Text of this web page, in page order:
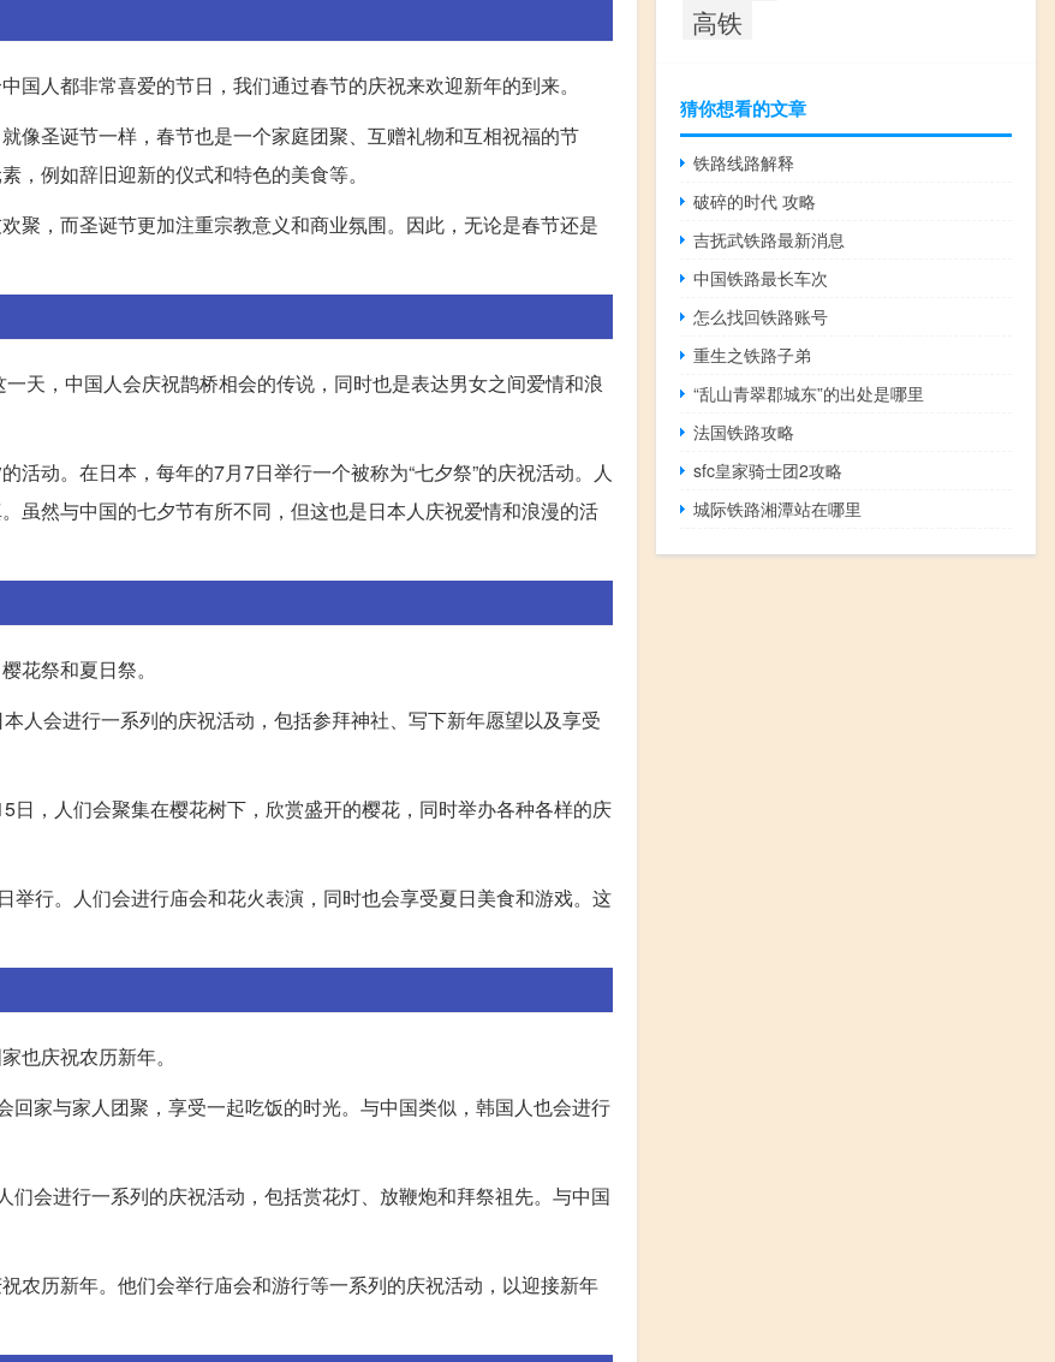
人都非常喜爱的节日，我们通过春节的庆祝来欢迎新年的到来。
像圣诞节一样，春节也是一个家庭团聚、互赠礼物和互相祝福的节
，例如辞旧迎新的仪式和特色的美食等。
聚，而圣诞节更加注重宗教意义和商业氛围。因此，无论是春节还是
天，中国人会庆祝鹊桥相会的传说，同时也是表达男女之间爱情和浪
动。在日本，每年的7月7日举行一个被称为“七夕祭”的庆祝活动。人
虽然与中国的七夕节有所不同，但这也是日本人庆祝爱情和浪漫的活
花祭和夏日祭。
人会进行一系列的庆祝活动，包括参拜神社、写下新年愿望以及享受
，人们会聚集在樱花树下，欣赏盛开的樱花，同时举办各种各样的庆
行。人们会进行庙会和花火表演，同时也会享受夏日美食和游戏。这
也庆祝农历新年。
回家与家人团聚，享受一起吃饭的时光。与中国类似，韩国人也会进行
们会进行一系列的庆祝活动，包括赏花灯、放鞭炮和拜祭祖先。与中国
农历新年。他们会举行庙会和游行等一系列的庆祝活动，以迎接新年
高铁
猜你想看的文章
铁路线路解释
破碎的时代 攻略
吉抚武铁路最新消息
中国铁路最长车次
怎么找回铁路账号
重生之铁路子弟
“乱山青翠郡城东”的出处是哪里
法国铁路攻略
sfc皇家骑士团2攻略
城际铁路湘潭站在哪里